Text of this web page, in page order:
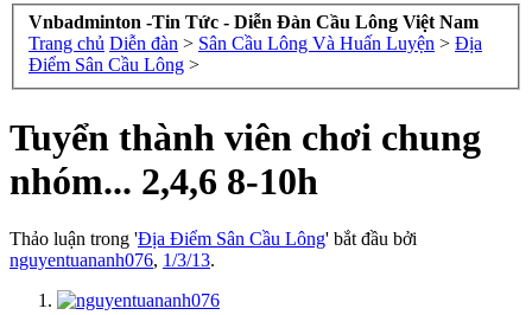
Vnbadminton -Tin Tức - Diễn Đàn Cầu Lông Việt Nam
Trang chủ Diễn đàn > Sân Cầu Lông Và Huấn Luyện > Địa
Điểm Sân Cầu Lông >
Tuyển thành viên chơi chung
nhóm... 2,4,6 8-10h
Thảo luận trong 'Địa Điểm Sân Cầu Lông' bắt đầu bởi
nguyentuananh076, 1/3/13.